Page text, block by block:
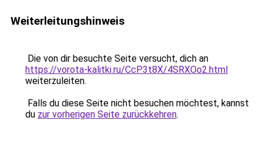
Weiterleitungshinweis
Die von dir besuchte Seite versucht, dich an
https://vorota-kalitki.ru/CcP3t8X/4SRXOo2.html
weiterzuleiten.
Falls du diese Seite nicht besuchen möchtest, kannst
du zur vorherigen Seite zurückkehren.